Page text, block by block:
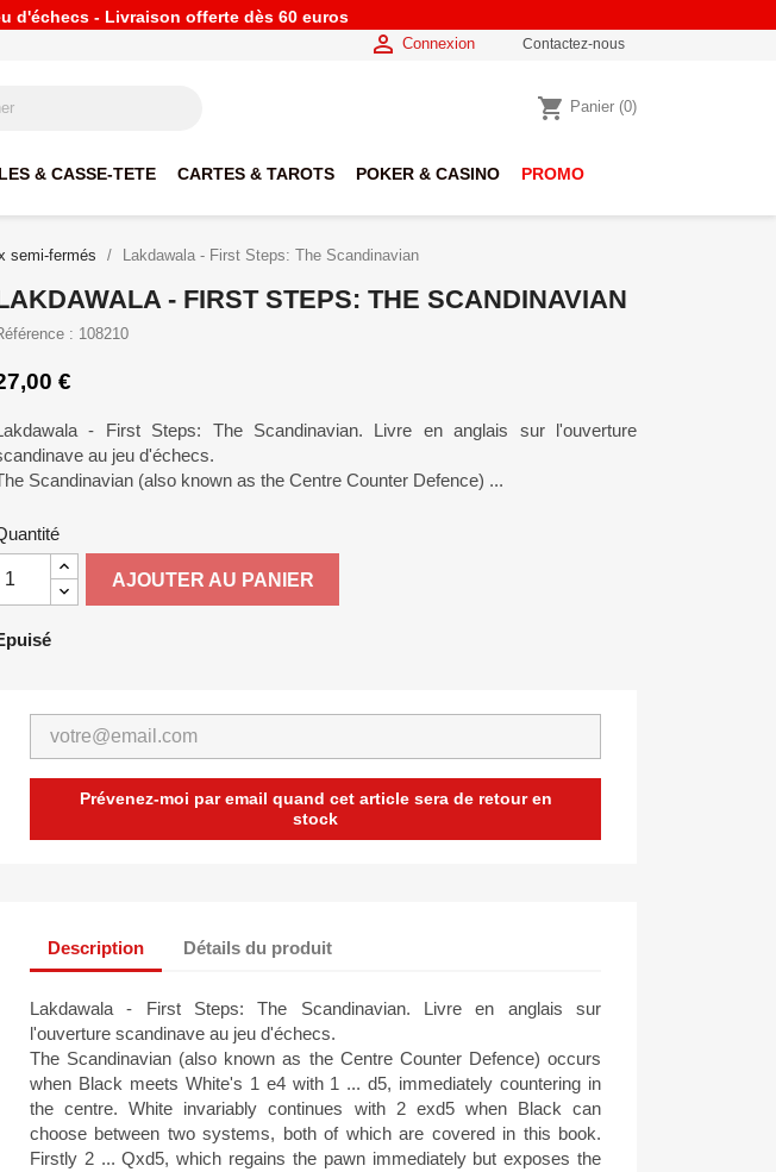
d'échecs - Livraison offerte dès 60 euros
 Connexion Contactez-nous
shopping_cart Panier (0)
& CASSE-TETE CARTES & TAROTS POKER & CASINO PROMO
semi-fermés Lakdawala - First Steps: The Scandinavian
- FIRST STEPS: THE SCANDINAVIAN
: 108210
€
- First Steps: The Scandinavian. Livre en anglais sur l'ouverture
au jeu d'échecs.
Scandinavian (also known as the Centre Counter Defence) ...
AJOUTER AU PANIER
Prévenez-moi par email quand cet article sera de retour en
stock
Description Détails du produit
Lakdawala - First Steps: The Scandinavian. Livre en anglais sur
l'ouverture scandinave au jeu d'échecs.
The Scandinavian (also known as the Centre Counter Defence) occurs
when Black meets White's 1 e4 with 1 ... d5, immediately countering in
the centre. White invariably continues with 2 exd5 when Black can
choose between two systems, both of which are covered in this book.
Firstly 2 ... Qxd5, which regains the pawn immediately but exposes the